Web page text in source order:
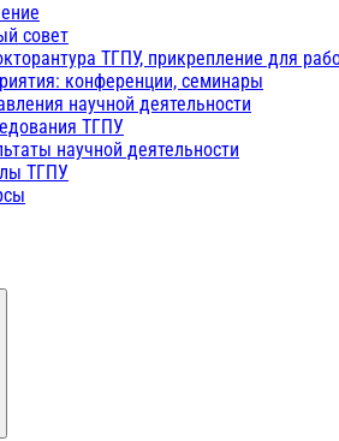
совет
ТГПУ, прикрепление для
конференции, семинары
научной деятельности
ТГПУ
научной деятельности
ТГПУ